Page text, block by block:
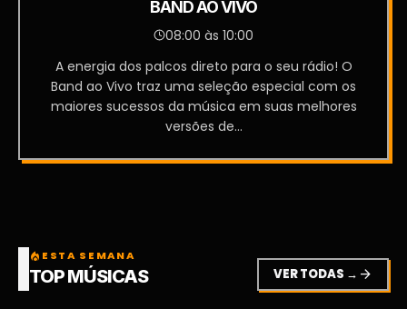
BAND AO VIVO
08:00 às 10:00
A energia dos palcos direto para o seu rádio! O
Band ao Vivo traz uma seleção especial com os
maiores sucessos da música em suas melhores
versões de...
local_fire_department ESTA SEMANA
TOP MÚSICAS VER TODAS → arrow_forward